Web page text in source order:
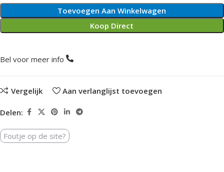
Toevoegen Aan Winkelwagen
Koop Direct
Bel voor meer info
Vergelijk Aan verlanglijst toevoegen
Delen:
Foutje op de site?